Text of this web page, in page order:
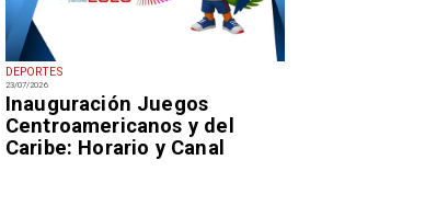
DEPORTES
23/07/2026
Inauguración Juegos
Centroamericanos y del
Caribe: Horario y Canal